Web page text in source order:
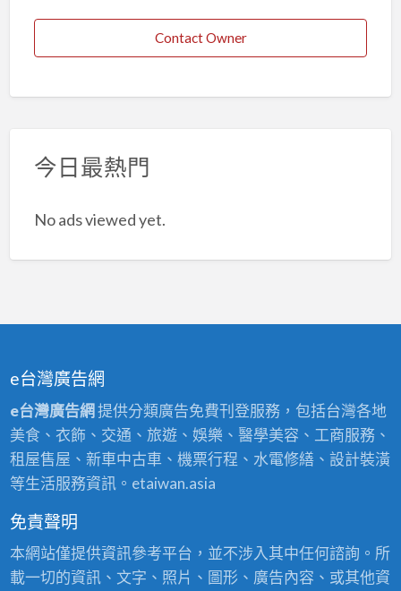
Contact Owner
今日最熱門
No ads viewed yet.
e台灣廣告網
e台灣廣告網提供分類廣告免費刊登服務，包括台灣各地
美食、衣飾、交通、旅遊、娛樂、醫學美容、工商服務、
租屋售屋、新車中古車、機票行程、水電修繕、設計裝潢
等生活服務資訊。etaiwan.asia
免責聲明
本網站僅提供資訊參考平台，並不涉入其中任何諮詢。所
載一切的資訊、文字、照片、圖形、廣告內容、或其他資